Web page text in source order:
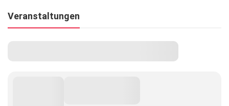
Veranstaltungen